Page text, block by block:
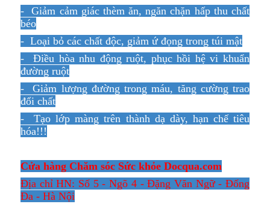
- Giảm cảm giác thèm ăn, ngăn chặn hấp thu chất
béo
- Loại bỏ các chất độc, giảm ứ đọng trong túi mật
- Điều hòa nhu động ruột, phục hồi hệ vi khuẩn
đường ruột
- Giảm lượng đường trong máu, tăng cường trao
đổi chất
- Tạo lớp màng trên thành dạ dày, hạn chế tiêu
hóa!!!
Cửa hàng Chăm sóc Sức khỏe Docqua.com
Địa chỉ HN: Số 5 - Ngõ 4 - Đặng Văn Ngữ - Đống
Đa - Hà Nội